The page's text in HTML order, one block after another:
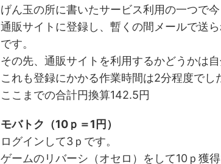
げん玉の所に書いたサービス利用の一つで
通販サイトに登録し、暫くの間メールで送
です。
その先、通販サイトを利用するかどうかは自
これも登録にかかる作業時間は2分程度でし
ここまでの合計円換算142.5円
モバトク（10ｐ＝1円）
ログインして3ｐです。
ゲームのリバーシ（オセロ）をして10ｐ獲得